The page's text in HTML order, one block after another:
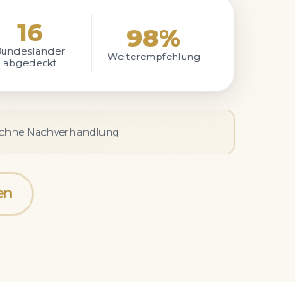
16
abgedeckt
98%
Weiterempfehlung
Nachverhandlung